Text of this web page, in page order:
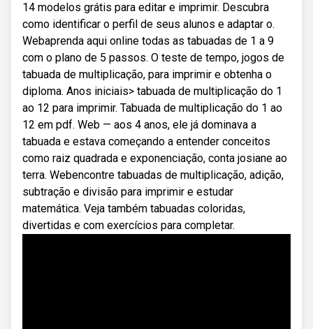
14 modelos grátis para editar e imprimir. Descubra
como identificar o perfil de seus alunos e adaptar o.
Webaprenda aqui online todas as tabuadas de 1 a 9
com o plano de 5 passos. O teste de tempo, jogos de
tabuada de multiplicação, para imprimir e obtenha o
diploma. Anos iniciais> tabuada de multiplicação do 1
ao 12 para imprimir. Tabuada de multiplicação do 1 ao
12 em pdf. Web — aos 4 anos, ele já dominava a
tabuada e estava começando a entender conceitos
como raiz quadrada e exponenciação, conta josiane ao
terra. Webencontre tabuadas de multiplicação, adição,
subtração e divisão para imprimir e estudar
matemática. Veja também tabuadas coloridas,
divertidas e com exercícios para completar.